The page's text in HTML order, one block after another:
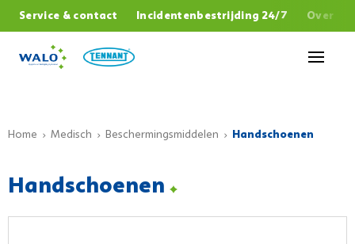
Service & contact Incidentenbestrijding 24/7 Over
Home Medisch Beschermingsmiddelen Handschoenen
Handschoenen